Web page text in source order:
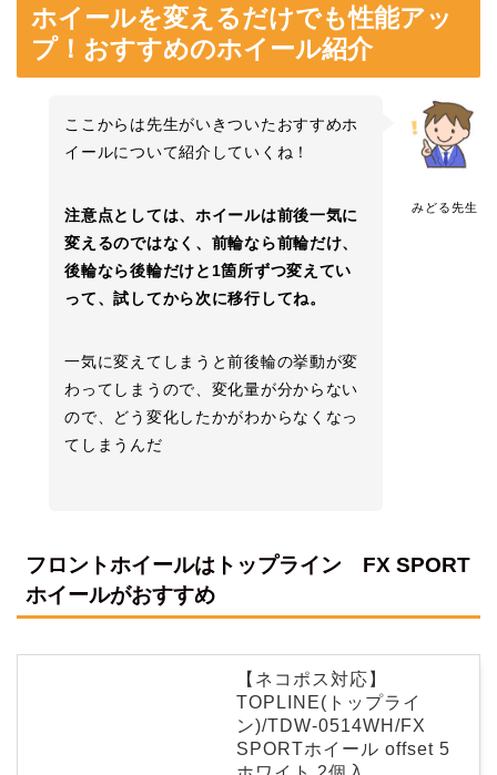
ホイールを変えるだけでも性能アッ
プ！おすすめのホイール紹介
みどる先生
ここからは先生がいきついたおすすめホ
イールについて紹介していくね！
注意点としては、ホイールは前後一気に
変えるのではなく、前輪なら前輪だけ、
後輪なら後輪だけと1箇所ずつ変えてい
って、試してから次に移行してね。
一気に変えてしまうと前後輪の挙動が変
わってしまうので、変化量が分からない
ので、どう変化したかがわからなくなっ
てしまうんだ
フロントホイールはトップライン FX SPORT
ホイールがおすすめ
【ネコポス対応】
TOPLINE(トップライ
ン)/TDW-0514WH/FX
SPORTホイール offset 5